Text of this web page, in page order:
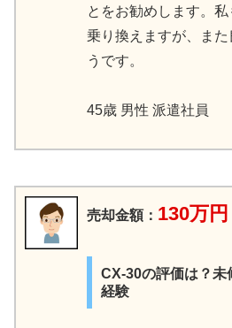
とをお勧めします。
乗り換えますが、ま
うです。
45歳 男性 派遣社員
売却金額： 130万円
CX-30の評価は？未
経験